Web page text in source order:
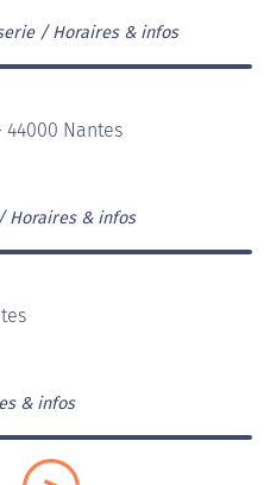
Horaires & infos
44000 Nantes
Horaires & infos
& infos